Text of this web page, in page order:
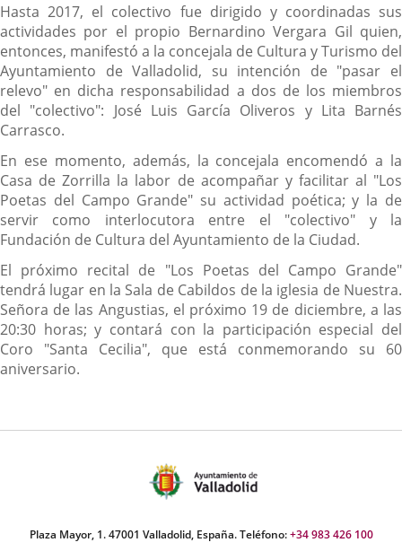
Hasta 2017, el colectivo fue dirigido y coordinadas sus
actividades por el propio Bernardino Vergara Gil quien,
entonces, manifestó a la concejala de Cultura y Turismo del
Ayuntamiento de Valladolid, su intención de "pasar el
relevo" en dicha responsabilidad a dos de los miembros
del "colectivo": José Luis García Oliveros y Lita Barnés
Carrasco.
En ese momento, además, la concejala encomendó a la
Casa de Zorrilla la labor de acompañar y facilitar al "Los
Poetas del Campo Grande" su actividad poética; y la de
servir como interlocutora entre el "colectivo" y la
Fundación de Cultura del Ayuntamiento de la Ciudad.
El próximo recital de "Los Poetas del Campo Grande"
tendrá lugar en la Sala de Cabildos de la iglesia de Nuestra.
Señora de las Angustias, el próximo 19 de diciembre, a las
20:30 horas; y contará con la participación especial del
Coro "Santa Cecilia", que está conmemorando su 60
aniversario.
Plaza Mayor, 1. 47001 Valladolid, España. Teléfono:+34 983 426 100